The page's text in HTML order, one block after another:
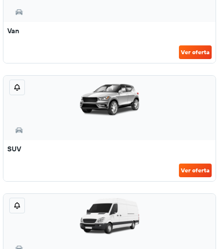
Van
Ver oferta
SUV
Ver oferta